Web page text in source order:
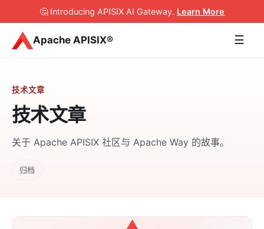
🤔 Introducing APISIX AI Gateway. Learn More
Apache APISIX® ☰
技术文章
技术文章
关于 Apache APISIX 社区与 Apache Way 的故事。
归档